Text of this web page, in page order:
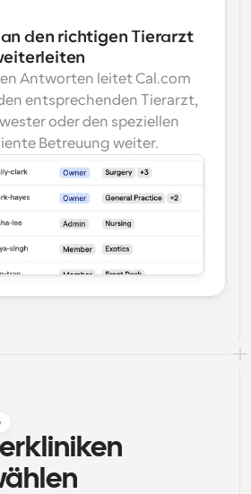
den richtigen Tierarzt
Antworten leitet Cal.com
entsprechenden Tierarzt,
oder den speziellen
Betreuung weiter.